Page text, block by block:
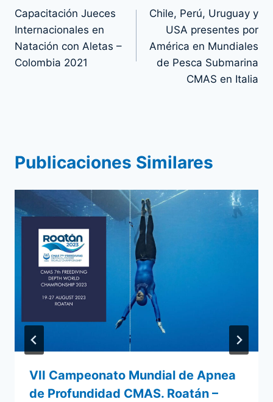
de
entradas
Capacitación Jueces
Internacionales en
Natación con Aletas –
Colombia 2021
Chile, Perú, Uruguay y
USA presentes por
América en Mundiales
de Pesca Submarina
CMAS en Italia
Publicaciones Similares
VII Campeonato Mundial de Apnea
de Profundidad CMAS. Roatán –